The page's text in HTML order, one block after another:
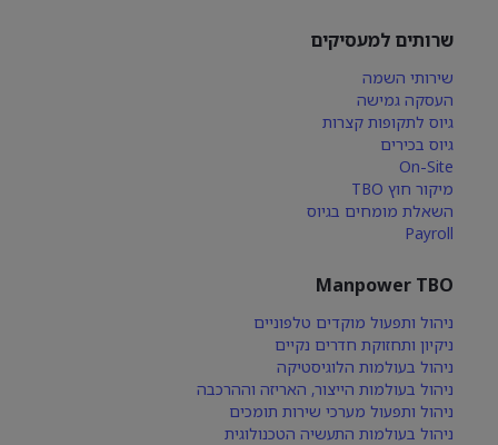
שרותים למעסיקים
שירותי השמה
העסקה גמישה
גיוס לתקופות קצרות
גיוס בכירים
On-Site
מיקור חוץ TBO
השאלת מומחים בגיוס
Payroll
Manpower TBO
ניהול ותפעול מוקדים טלפוניים
ניקיון ותחזוקת חדרים נקיים
ניהול בעולמות הלוגיסטיקה
ניהול בעולמות הייצור, האריזה וההרכבה
ניהול ותפעול מערכי שירות תומכים
ניהול בעולמות התעשיה הטכנולוגית